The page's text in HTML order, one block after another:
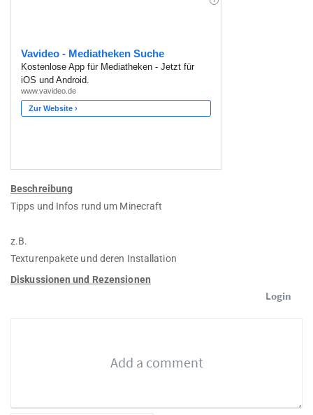
Beschreibung
Tipps und Infos rund um Minecraft
z.B.
Texturenpakete und deren Installation
Diskussionen und Rezensionen
Login